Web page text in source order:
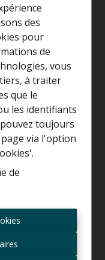
des
pour
de
vous
à traiter
que le
les identifiants
toujours
via l'option
de
la
?